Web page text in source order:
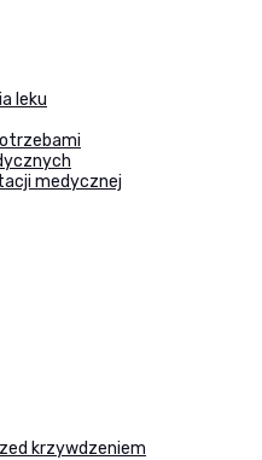
leku
medycznej
krzywdzeniem